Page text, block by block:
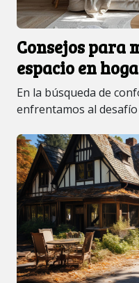
Consejos para
espacio en
En la búsqueda de
enfrentamos al desafío